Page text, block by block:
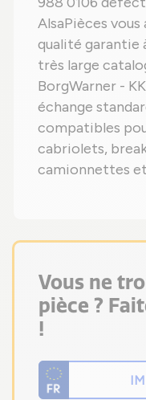
AlsaPièces
qualité garantie
très large
BorgWarner -
échange
compatibles
cabriolets,
camionnettes
Vous ne
pièce ?
!